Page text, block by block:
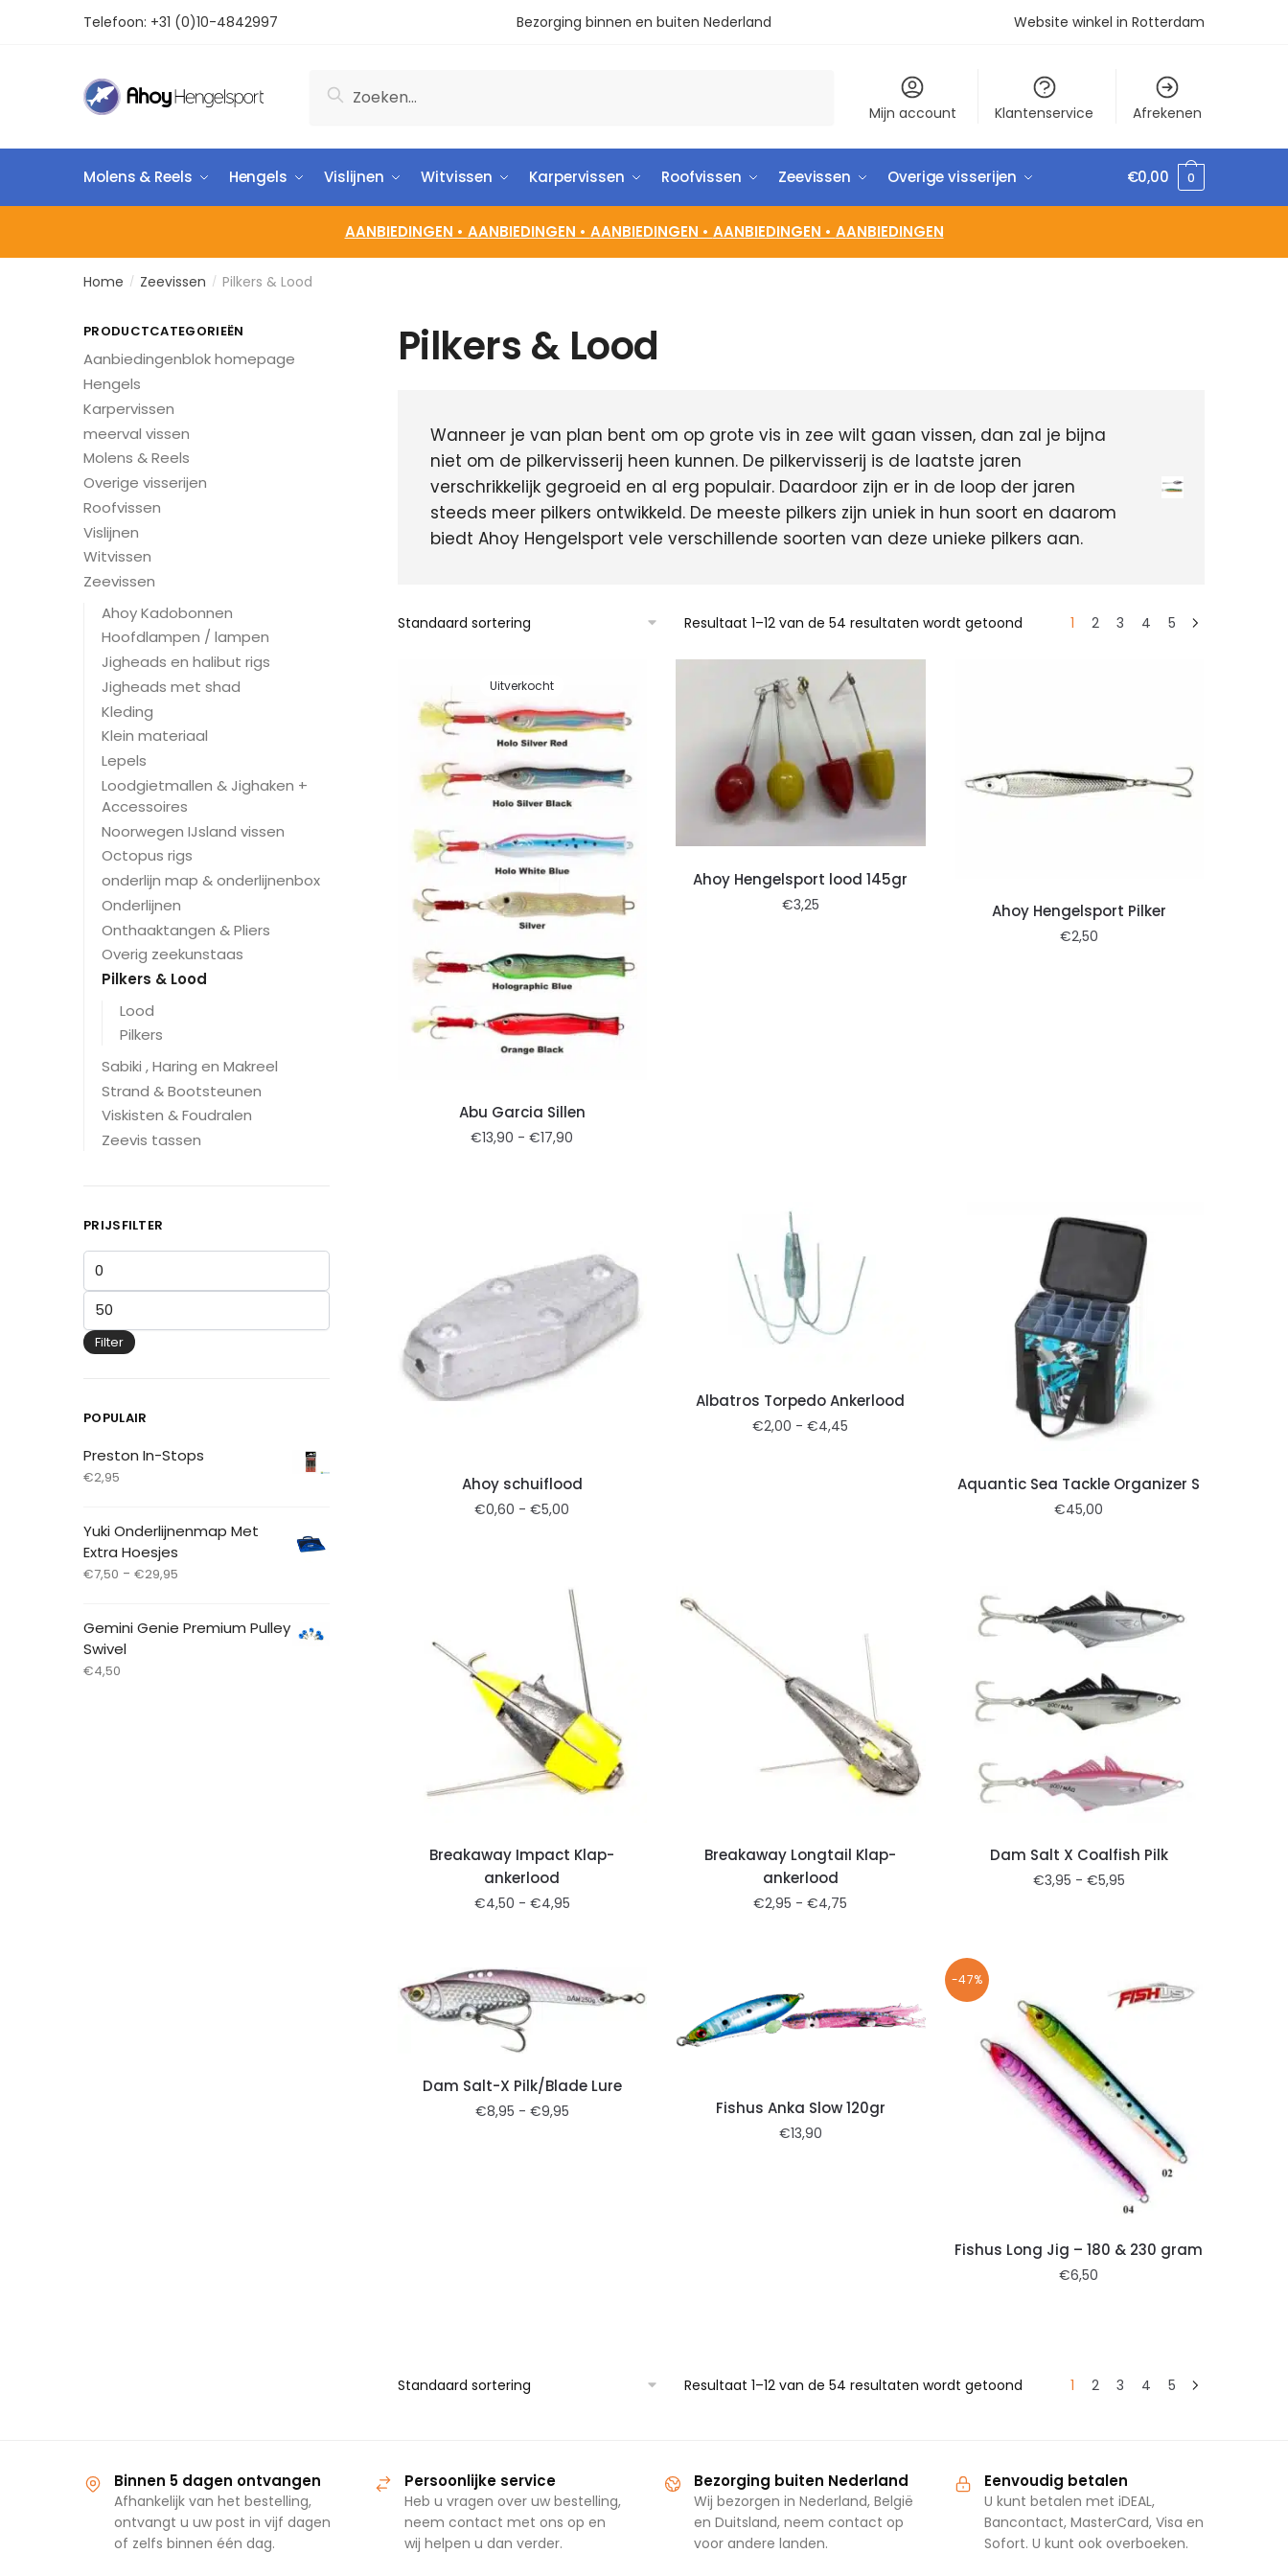
Telefoon: +31 (0)10-4842997 Bezorging binnen en buiten Nederland Website winkel in Rotterdam
Zoeken
Mijn account Klantenservice Afrekenen
Molens & Reels Hengels Vislijnen Witvissen Karpervissen Roofvissen Zeevissen Overige visserijen €0,00 0
AANBIEDINGEN • AANBIEDINGEN • AANBIEDINGEN • AANBIEDINGEN • AANBIEDINGEN
Home / Zeevissen / Pilkers & Lood
Pilkers & Lood
Wanneer je van plan bent om op grote vis in zee wilt gaan vissen, dan zal je bijna
niet om de pilkervisserij heen kunnen. De pilkervisserij is de laatste jaren
verschrikkelijk gegroeid en al erg populair. Daardoor zijn er in de loop der jaren
steeds meer pilkers ontwikkeld. De meeste pilkers zijn uniek in hun soort en daarom
biedt Ahoy Hengelsport vele verschillende soorten van deze unieke pilkers aan.
Resultaat 1–12 van de 54 resultaten wordt getoond 1 2 3 4 5
Uitverkocht
Abu Garcia Sillen
€13,90 - €17,90
Ahoy Hengelsport lood 145gr
€3,25 Ahoy Hengelsport Pilker
€2,50
Ahoy schuiflood
€0,60 - €5,00
Albatros Torpedo Ankerlood
€2,00 - €4,45
Aquantic Sea Tackle Organizer S
€45,00
Breakaway Impact Klap-
ankerlood
€4,50 - €4,95
Breakaway Longtail Klap-
ankerlood
€2,95 - €4,75
Dam Salt X Coalfish Pilk
€3,95 - €5,95
Dam Salt-X Pilk/Blade Lure
€8,95 - €9,95 Fishus Anka Slow 120gr
€13,90
-47%
Fishus Long Jig – 180 & 230 gram
€6,50
Resultaat 1–12 van de 54 resultaten wordt getoond 1 2 3 4 5
PRODUCTCATEGORIEËN
Aanbiedingenblok homepage
Hengels
Karpervissen
meerval vissen
Molens & Reels
Overige visserijen
Roofvissen
Vislijnen
Witvissen
Zeevissen
Ahoy Kadobonnen
Hoofdlampen / lampen
Jigheads en halibut rigs
Jigheads met shad
Kleding
Klein materiaal
Lepels
Loodgietmallen & Jighaken +
Accessoires
Noorwegen IJsland vissen
Octopus rigs
onderlijn map & onderlijnenbox
Onderlijnen
Onthaaktangen & Pliers
Overig zeekunstaas
Pilkers & Lood
Lood
Pilkers
Sabiki , Haring en Makreel
Strand & Bootsteunen
Viskisten & Foudralen
Zeevis tassen
PRIJSFILTER
Filter
POPULAIR
Preston In-Stops
€2,95
Yuki Onderlijnenmap Met
Extra Hoesjes
€7,50 - €29,95
Gemini Genie Premium Pulley
Swivel
€4,50
Binnen 5 dagen ontvangen
Afhankelijk van het bestelling,
ontvangt u uw post in vijf dagen
of zelfs binnen één dag.
Persoonlijke service
Heb u vragen over uw bestelling,
neem contact met ons op en
wij helpen u dan verder.
Bezorging buiten Nederland
Wij bezorgen in Nederland, België
en Duitsland, neem contact op
voor andere landen.
Eenvoudig betalen
U kunt betalen met iDEAL,
Bancontact, MasterCard, Visa en
Sofort. U kunt ook overboeken.